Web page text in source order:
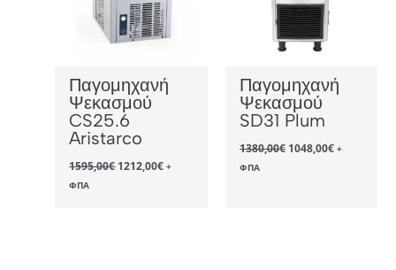
Παγομηχανή
Ψεκασμού
CS25.6
Aristarco
1595,00€ Original
price
1212,00€Η+
ΦΠΑ
Παγομηχανή
Ψεκασμού
SD31 Plum
1380,00€ Original
price
1048,00€Η+
ΦΠΑ